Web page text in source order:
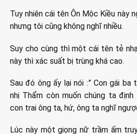
Tuy nhiên cái tên Ôn Mộc Kiều này
nhưng tôi cũng không nghĩ nhiều.
Suy cho cùng thì một cái tên tẻ
này thì xác suất bị trùng khá cao.
Sau đó ông ấy lại nói :” Con gái ba
nhị Thẩm còn muốn chúng ta
con trai ông ta, hứ, ông ta nghĩ
Lúc này một giọng nữ trầm ấm